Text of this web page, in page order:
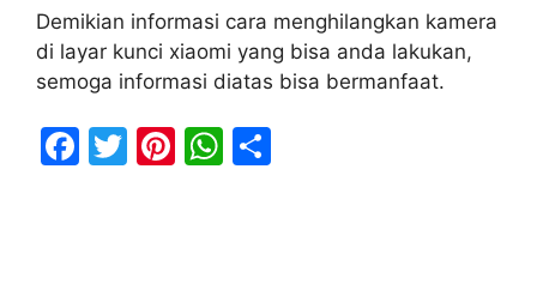
Demikian informasi cara menghilangkan kamera
di layar kunci xiaomi yang bisa anda lakukan,
semoga informasi diatas bisa bermanfaat.
F
T
Pi W